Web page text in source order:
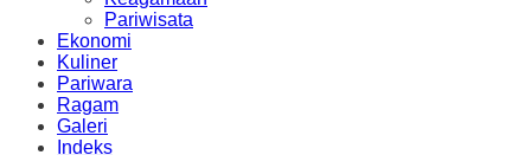
Pariwisata
Ekonomi
Kuliner
Pariwara
Ragam
Galeri
Indeks